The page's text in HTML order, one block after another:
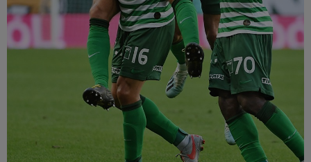
Szakosztályok
Meccscenter
Szolgáltatások